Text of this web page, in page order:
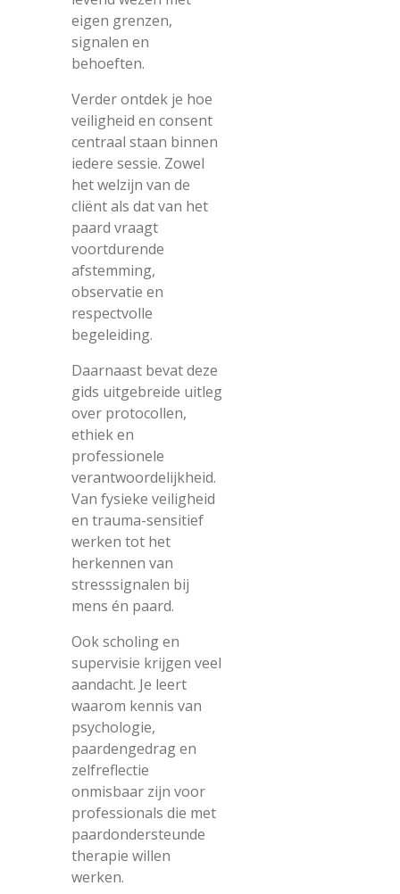
eigen grenzen,
signalen en
behoeften.
Verder ontdek je hoe
veiligheid en consent
centraal staan binnen
iedere sessie. Zowel
het welzijn van de
cliënt als dat van het
paard vraagt
voortdurende
afstemming,
observatie en
respectvolle
begeleiding.
Daarnaast bevat deze
gids uitgebreide uitleg
over protocollen,
ethiek en
professionele
verantwoordelijkheid.
Van fysieke veiligheid
en trauma-sensitief
werken tot het
herkennen van
stresssignalen bij
mens én paard.
Ook scholing en
supervisie krijgen veel
aandacht. Je leert
waarom kennis van
psychologie,
paardengedrag en
zelfreflectie
onmisbaar zijn voor
professionals die met
paardondersteunde
therapie willen
werken.